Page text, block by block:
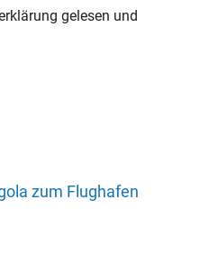
gelesen und
zum Flughafen